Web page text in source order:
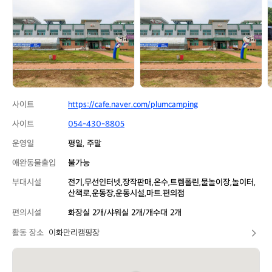
캠
핑
장
캠
핑
장
사이트
https://cafe.naver.com/plumcamping
사이트
054-430-8805
운영일
평일, 주말
애완동물출입
불가능
부대시설
전기,무선인터넷,장작판매,온수,트렘폴린,물놀이장,놀이터,
산책로,운동장,운동시설,마트.편의점
편의시설
화장실 2개/샤워실 2개/개수대 2개
활동 장소 이화만리캠핑장